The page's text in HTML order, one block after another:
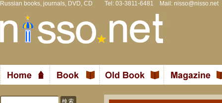
Russian books, journals, DVD, CD Tel: 03-3811-6481 Mail: nisso@nisso.net